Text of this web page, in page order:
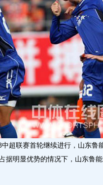
联赛首轮继续进行，山东鲁
据明显优势的情况下，山东鲁